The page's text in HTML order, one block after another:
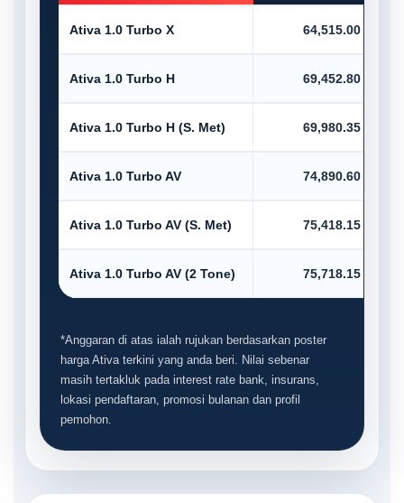
Ativa 1.0 Turbo X 64,515.00
Ativa 1.0 Turbo H 69,452.80
Ativa 1.0 Turbo H (S. Met) 69,980.35
Ativa 1.0 Turbo AV 74,890.60
Ativa 1.0 Turbo AV (S. Met) 75,418.15
Ativa 1.0 Turbo AV (2 Tone) 75,718.15
*Anggaran di atas ialah rujukan berdasarkan poster
harga Ativa terkini yang anda beri. Nilai sebenar
masih tertakluk pada interest rate bank, insurans,
lokasi pendaftaran, promosi bulanan dan profil
pemohon.